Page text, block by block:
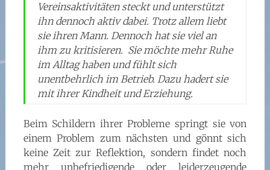
Vereinsaktivitäten steckt und unterstützt
ihn dennoch aktiv dabei. Trotz allem liebt
sie ihren Mann. Dennoch hat sie viel an
ihm zu kritisieren. Sie möchte mehr Ruhe
im Alltag haben und fühlt sich
unentbehrlich im Betrieb. Dazu hadert sie
mit ihrer Kindheit und Erziehung.
Beim Schildern ihrer Probleme springt sie von
einem Problem zum nächsten und gönnt sich
keine Zeit zur Reflektion, sondern findet noch
mehr unbefriedigende oder leiderzeugende